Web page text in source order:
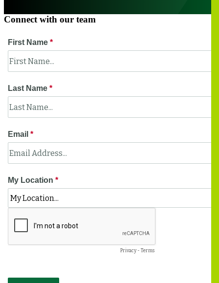
Connect with our team